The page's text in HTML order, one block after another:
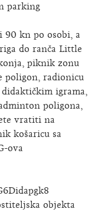
parking
90 kn po osobi, a
do ranča Little
piknik zonu
poligon, radionicu
igrama,
poligona,
vratiti na
košaricu sa
ova
objekta